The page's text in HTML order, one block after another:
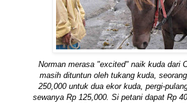
Norman merasa "excited" naik kuda dari
masih dituntun oleh tukang kuda,
250,000 untuk dua ekor kuda, pergi-
sewanya Rp 125,000. Si petani dapat Rp